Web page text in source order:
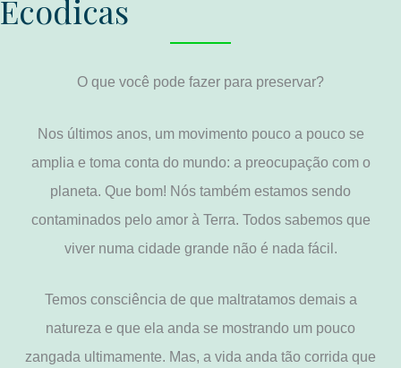
Ecodicas
O que você pode fazer para preservar?
Nos últimos anos, um movimento pouco a pouco se
amplia e toma conta do mundo: a preocupação com o
planeta. Que bom! Nós também estamos sendo
contaminados pelo amor à Terra. Todos sabemos que
viver numa cidade grande não é nada fácil.
Temos consciência de que maltratamos demais a
natureza e que ela anda se mostrando um pouco
zangada ultimamente. Mas, a vida anda tão corrida que